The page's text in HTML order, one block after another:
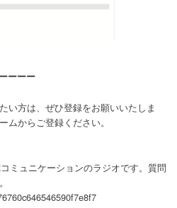
ーーー
い方は、ぜひ登録をお願いいたしま
ムからご登録ください。
ミュニケーションのラジオです。質問